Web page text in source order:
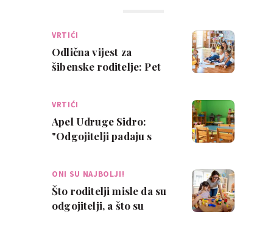
VRTIĆI
Odlična vijest za
šibenske roditelje: Pet
VRTIĆI
Apel Udruge Sidro:
"Odgojitelji padaju s
ONI SU NAJBOLJI!
Što roditelji misle da su
odgojitelji, a što su